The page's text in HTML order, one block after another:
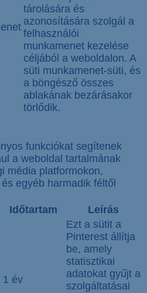
tárolására és
azonosítására szolgál a
felhasználói
munkamenet kezelése
céljából a weboldalon. A
süti munkamenet-süti, és
a böngésző összes
ablakának bezárásakor
törlődik.
funkciókat segítenek
a weboldal tartalmának
média platformokon,
egyéb harmadik féltől
Időtartam Leírás
1 év
Ezt a sütit a
Pinterest állítja
be, amely
statisztikai
adatokat gyűjt a
szolgáltatásai